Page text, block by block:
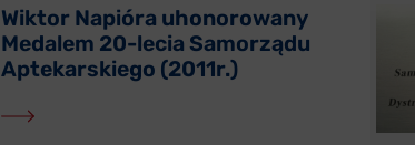
Wiktor Napióra uhonorowany
Medalem 20-lecia Samorządu
Aptekarskiego (2011r.)